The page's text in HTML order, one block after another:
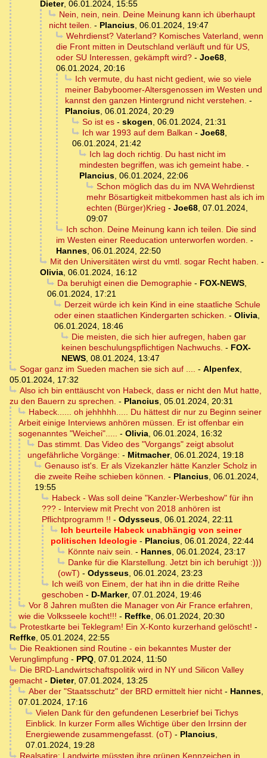
Dieter, 06.01.2024, 15:55
Nein, nein, nein. Deine Meinung kann ich überhaupt
nicht teilen. - Plancius, 06.01.2024, 19:47
Wehrdienst? Vaterland? Komisches Vaterland, wenn
die Front mitten in Deutschland verläuft und für US,
oder SU Interessen, gekämpft wird? - Joe68,
06.01.2024, 20:16
Ich vermute, du hast nicht gedient, wie so viele
meiner Babyboomer-Altersgenossen im Westen und
kannst den ganzen Hintergrund nicht verstehen. -
Plancius, 06.01.2024, 20:29
So ist es- skogen, 06.01.2024, 21:31
Ich war 1993 auf dem Balkan - Joe68,
06.01.2024, 21:42
Ich lag doch richtig. Du hast nicht im
mindesten begriffen, was ich gemeint habe. -
Plancius, 06.01.2024, 22:06
Schon möglich das du im NVA Wehrdienst
mehr Bösartigkeit mitbekommen hast als ich im
echten (Bürger)Krieg - Joe68, 07.01.2024,
09:07
Ich schon. Deine Meinung kann ich teilen. Die sind
im Westen einer Reeducation unterworfen worden. -
Hannes, 06.01.2024, 22:50
Mit den Universitäten wirst du vmtl. sogar Recht haben. -
Olivia, 06.01.2024, 16:12
Da beruhigt einen die Demographie- FOX-NEWS,
06.01.2024, 17:21
Derzeit würde ich kein Kind in eine staatliche Schule
oder einen staatlichen Kindergarten schicken. - Olivia,
06.01.2024, 18:46
Die meisten, die sich hier aufregen, haben gar
keinen beschulungspflichtigen Nachwuchs. - FOX-
NEWS, 08.01.2024, 13:47
Sogar ganz im Sueden machen sie sich auf .... - Alpenfex,
05.01.2024, 17:32
Also ich bin enttäuscht von Habeck, dass er nicht den Mut hatte,
zu den Bauern zu sprechen. - Plancius, 05.01.2024, 20:31
Habeck...... oh jehhhhh..... Du hättest dir nur zu Beginn seiner
Arbeit einige Interviews anhören müssen. Er ist offenbar ein
sogenanntes "Weichei"..... - Olivia, 06.01.2024, 16:32
Das stimmt. Das Video des "Vorgangs" zeigt absolut
ungefährliche Vorgänge: - Mitmacher, 06.01.2024, 19:18
Genauso ist's. Er als Vizekanzler hätte Kanzler Scholz in
die zweite Reihe schieben können. - Plancius, 06.01.2024,
19:55
Habeck - Was soll deine "Kanzler-Werbeshow" für ihn
??? - Interview mit Precht von 2018 anhören ist
Pflichtprogramm !! - Odysseus, 06.01.2024, 22:11
Ich beurteile Habeck unabhängig von seiner
politischen Ideologie - Plancius, 06.01.2024, 22:44
Könnte naiv sein. - Hannes, 06.01.2024, 23:17
Danke für die Klarstellung. Jetzt bin ich beruhigt :)))
(owT) - Odysseus, 06.01.2024, 23:23
Ich weiß von Einem, der hat ihn in die dritte Reihe
geschoben - D-Marker, 07.01.2024, 19:46
Vor 8 Jahren mußten die Manager von Air France erfahren,
wie die Volksseele kocht!!! - Reffke, 06.01.2024, 20:30
Protestkarte bei Teklegram! Ein X-Konto kurzerhand gelöscht! -
Reffke, 05.01.2024, 22:55
Die Reaktionen sind Routine - ein bekanntes Muster der
Verunglimpfung - PPQ, 07.01.2024, 11:50
Die BRD-Landwirtschaftspolitik wird in NY und Silicon Valley
gemacht - Dieter, 07.01.2024, 13:25
Aber der "Staatsschutz" der BRD ermittelt hier nicht- Hannes,
07.01.2024, 17:16
Vielen Dank für den gefundenen Leserbrief bei Tichys
Einblick. In kurzer Form alles Wichtige über den Irrsinn der
Energiewende zusammengefasst. (oT) - Plancius,
07.01.2024, 19:28
Realsatire: Landwirte müssten ihre grünen Kennzeichen in